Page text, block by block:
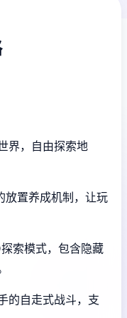
界，自由探索地
放置养成机制，让玩
索模式，包含隐藏
的自走式战斗，支